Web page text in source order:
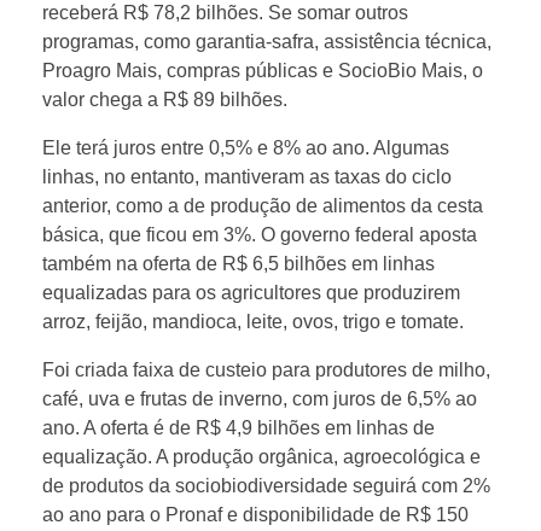
d
u
t
o
r
e
s
d
receberá R$ 78,2 bilhões. Se somar outros
programas, como garantia-safra, assistência técnica,
Proagro Mais, compras públicas e SocioBio Mais, o
valor chega a R$ 89 bilhões.
Ele terá juros entre 0,5% e 8% ao ano. Algumas
linhas, no entanto, mantiveram as taxas do ciclo
anterior, como a de produção de alimentos da cesta
básica, que ficou em 3%. O governo federal aposta
também na oferta de R$ 6,5 bilhões em linhas
equalizadas para os agricultores que produzirem
arroz, feijão, mandioca, leite, ovos, trigo e tomate.
Foi criada faixa de custeio para produtores de milho,
café, uva e frutas de inverno, com juros de 6,5% ao
ano. A oferta é de R$ 4,9 bilhões em linhas de
equalização. A produção orgânica, agroecológica e
de produtos da sociobiodiversidade seguirá com 2%
ao ano para o Pronaf e disponibilidade de R$ 150